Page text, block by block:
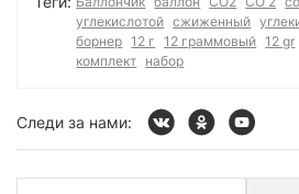
углекислотой сжиженный
борнер 12 г 12 граммовый 12 gr
комплект набор
Следи за нами: